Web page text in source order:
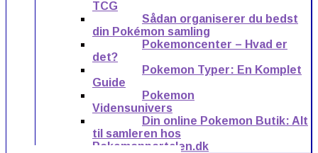
TCG
Sådan organiserer du bedst
din Pokémon samling
Pokemoncenter – Hvad er
det?
Pokemon Typer: En Komplet
Guide
Pokemon
Vidensunivers
Din online Pokemon Butik: Alt
til samleren hos
Pokemonportalen.dk